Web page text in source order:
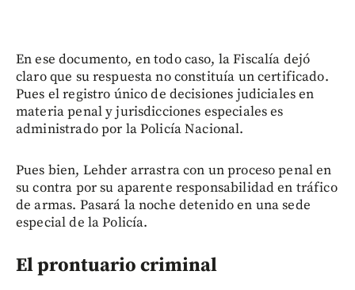
En ese documento, en todo caso, la Fiscalía dejó
claro que su respuesta no constituía un certificado.
Pues el registro único de decisiones judiciales en
materia penal y jurisdicciones especiales es
administrado por la Policía Nacional.
Pues bien, Lehder arrastra con un proceso penal en
su contra por su aparente responsabilidad en tráfico
de armas. Pasará la noche detenido en una sede
especial de la Policía.
El prontuario criminal